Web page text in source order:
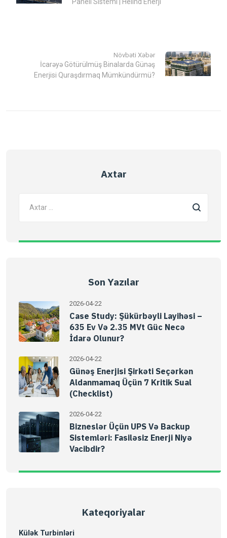
Növbəti Xəbər
İcarəyə Götürülmüş Binalarda Günəş
Enerjisi Quraşdırmaq Mümkündürmü?
Axtar
Son Yazılar
2026-04-22
Case Study: Şükürbəyli Layihəsi –
635 Ev Və 2.35 MVt Güc Necə
İdarə Olunur?
2026-04-22
Günəş Enerjisi Şirkəti Seçərkən
Aldanmamaq Üçün 7 Kritik Sual
(Checklist)
2026-04-22
Bizneslər Üçün UPS Və Backup
Sistemləri: Fasiləsiz Enerji Niyə
Vacibdir?
Kateqoriyalar
Külək Turbinləri